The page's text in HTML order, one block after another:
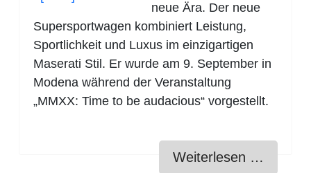
neue Ära. Der neue
Supersportwagen kombiniert Leistung,
Sportlichkeit und Luxus im einzigartigen
Maserati Stil. Er wurde am 9. September in
Modena während der Veranstaltung
„MMXX: Time to be audacious“ vorgestellt.
Weiterlesen …